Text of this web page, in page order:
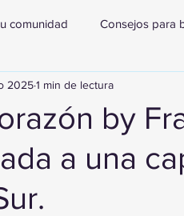
comunidad Consejos para
by
a una
20251 min de lectura